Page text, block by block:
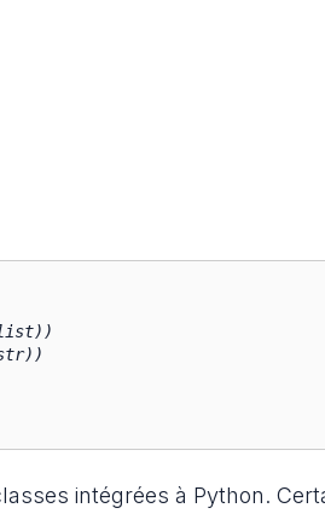
list))
intégrées à Python.